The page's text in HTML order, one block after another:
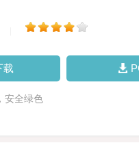
载
安全绿色